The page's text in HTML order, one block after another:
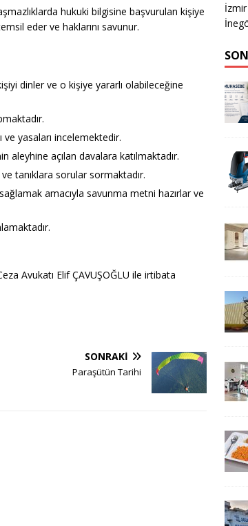
hukuki bilgisine başvurulan kişiye
eder ve haklarını savunur.
dinler ve o kişiye yararlı olabileceğine
yasaları incelemektedir.
aleyhine açılan davalara katılmaktadır.
tanıklara sorular sormaktadır.
amacıyla savunma metni hazırlar ve
Avukatı Elif ÇAVUŞOĞLU ile irtibata
SONRAKI
Paraşütün Tarihi